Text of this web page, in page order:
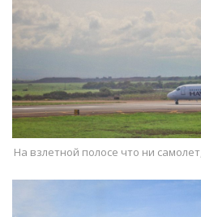
На взлетной полосе что ни